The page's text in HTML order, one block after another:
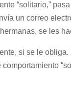
“solitario,”
un correo
se les
si se le